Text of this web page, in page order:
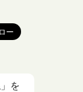
を